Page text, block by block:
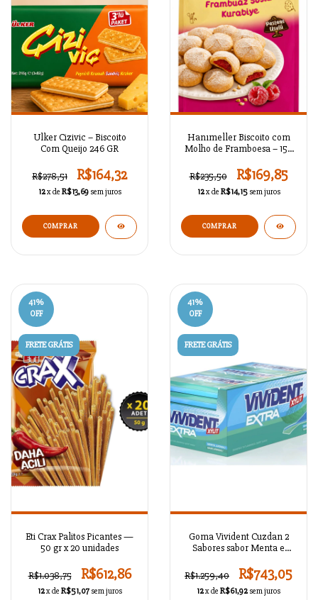
Ulker Cizivic – Biscoito
Com Queijo 246 GR
R$278,51 R$164,32
12x de R$13,69 sem juros
Hanımeller Biscoito com
Molho de Framboesa – 150
R$235,50
R$169,85
12x de R$14,15 sem juros
41%
OFF
FRETE GRÁTIS
Eti Crax Palitos Picantes —
50 gr x 20 unidades
R$1.038,75 R$612,86
12x de R$51,07 sem juros
41%
OFF
FRETE GRÁTIS
Goma Vivident Cuzdan 2
Sabores sabor Menta e
R$1.259,40
R$743,05
12x de R$61,92 sem juros